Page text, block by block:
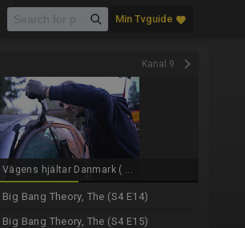
Min Tvguide favorite
Kanal 9 keyboard_arrow_right
Vägens hjältar Danmark ( ...
Big Bang Theory, The (S4 E14)
Big Bang Theory, The (S4 E15)